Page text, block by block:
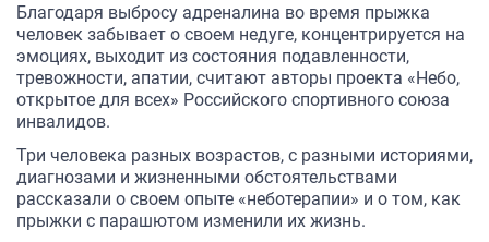
Благодаря выбросу адреналина во время прыжка
человек забывает о своем недуге, концентрируется на
эмоциях, выходит из состояния подавленности,
тревожности, апатии, считают авторы проекта «Небо,
открытое для всех» Российского спортивного союза
инвалидов.
Три человека разных возрастов, с разными историями,
диагнозами и жизненными обстоятельствами
рассказали о своем опыте «неботерапии» и о том, как
прыжки с парашютом изменили их жизнь.